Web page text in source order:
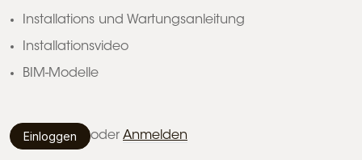
Installations und Wartungsanleitung
Installationsvideo
BIM-Modelle
Einloggen oder Anmelden